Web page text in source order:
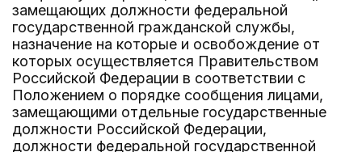
замещающих должности федеральной
государственной гражданской службы,
назначение на которые и освобождение от
которых осуществляется Правительством
Российской Федерации в соответствии с
Положением о порядке сообщения лицами,
замещающими отдельные государственные
должности Российской Федерации,
должности федеральной государственной